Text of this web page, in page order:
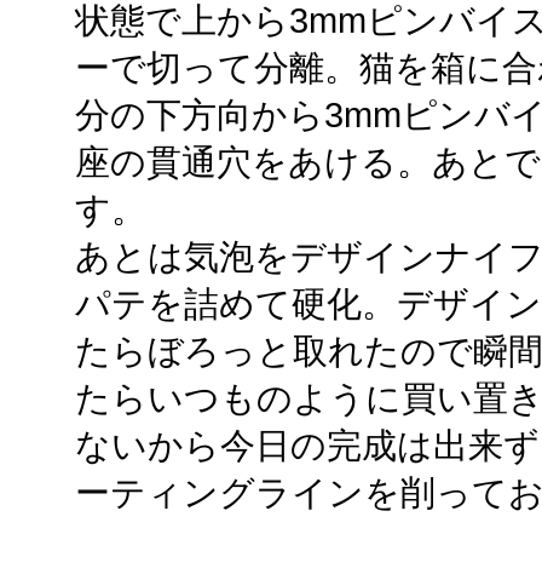
状態で上から3mmピンバイ
ーで切って分離。猫を箱に
分の下方向から3mmピンバ
座の貫通穴をあける。あと
す。
あとは気泡をデザインナイ
パテを詰めて硬化。デザイ
たらぼろっと取れたので瞬
たらいつものように買い置
ないから今日の完成は出来
ーティングラインを削って